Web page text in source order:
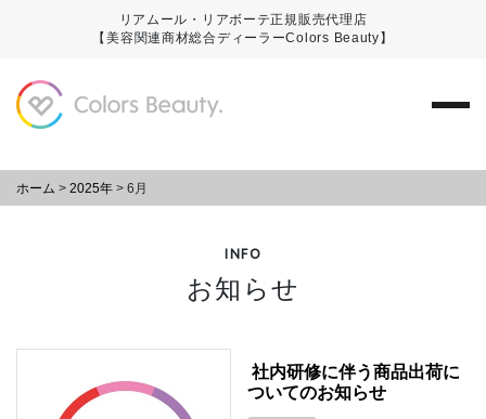
リアムール・リアボーテ正規販売代理店
【美容関連商材総合ディーラーColors Beauty】
ホーム > 2025年 > 6月
INFO
お知らせ
社内研修に伴う商品出荷に
ついてのお知らせ